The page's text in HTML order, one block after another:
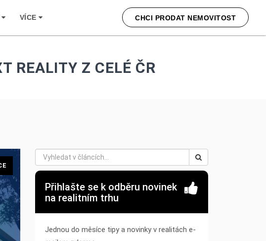
VÍCE CHCI PRODAT NEMOVITOST
REALITY Z CELÉ ČR
Přihlašte se k odběru novinek
na realitním trhu
Jednou do měsíce tipy a novinky v realitách e-